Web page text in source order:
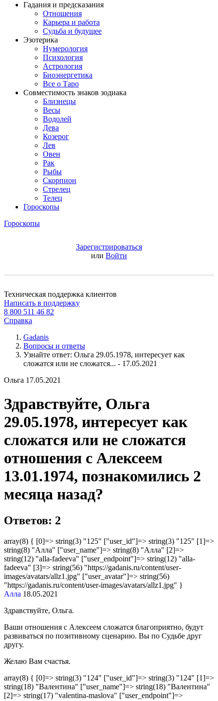
Гадания и предсказания
Отношения
Карьера и работа
Cудьба и будущее
Эзотерика
Нумерология
Психология
Астрология
Биоэнергетика
Все о Таро
Совместимость знаков зодиака
Близнецы
Весы
Водолей
Дева
Козерог
Лев
Овен
Рак
Рыбы
Скорпион
Стрелец
Телец
Гороскопы
Гороскопы
Зарегистрироваться
или Войти
Техническая поддержка клиентов
Написать в поддержку
8 800 511 46 82
Справка
Gadanis
Вопросы и ответы
Узнайте ответ: Ольга 29.05.1978, интересует как
сложатся или не сложатся... - 17.05.2021
Ольга 17.05.2021
Здравствуйте, Ольга
29.05.1978, интересует как
сложатся или не сложатся
отношения с Алексеем
13.01.1974, познакомились 2
месяца назад?
Ответов: 2
array(8) { [0]=> string(3) "125" ["user_id"]=> string(3) "125" [1]=>
string(8) "Алла" ["user_name"]=> string(8) "Алла" [2]=>
string(12) "alla-fadeeva" ["user_endpoint"]=> string(12) "alla-
fadeeva" [3]=> string(56) "https://gadanis.ru/content/user-
images/avatars/allz1.jpg" ["user_avatar"]=> string(56)
"https://gadanis.ru/content/user-images/avatars/allz1.jpg" }
Алла 18.05.2021
Здравствуйте, Ольга.
Ваши отношения с Алексеем сложатся благоприятно, будут
развиваться по позитивному сценарию. Вы по Судьбе друг
другу.
Желаю Вам счастья.
array(8) { [0]=> string(3) "124" ["user_id"]=> string(3) "124" [1]=>
string(18) "Валентина" ["user_name"]=> string(18) "Валентина"
[2]=> string(17) "valentina-maslova" ["user_endpoint"]=>